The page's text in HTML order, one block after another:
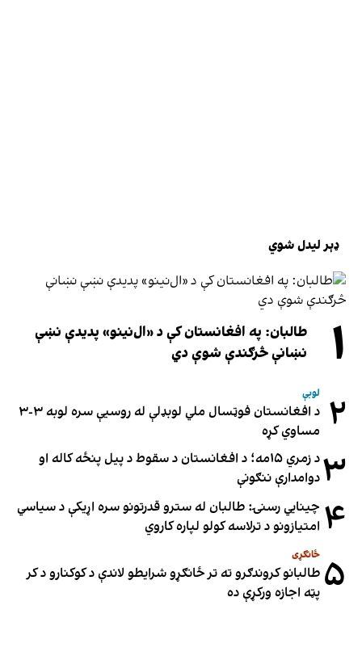
ډېر لیدل شوي
۱
طالبان: په افغانستان کې د «ال‌نینو» پدیدې نښې
نښانې څرګندې شوې دي
۲ لوبې
د افغانستان فوټسال ملي لوبډلې له روسیې سره لوبه ۳-۳
مساوي کړه
۳
د زمري ۱۵مه؛ د افغانستان د سقوط د پیل پنځه کاله او
دوامدارې ننګونې
۴ چینایي رسنۍ: طالبان له سترو قدرتونو سره اړیکې د سیاسي
امتیازونو د ترلاسه کولو لپاره کاروي
۵ ځانګړی
طالبانو کروندګرو ته تر ځانګړو شرایطو لاندې د کوکنارو د کر
پټه اجازه ورکړې ده